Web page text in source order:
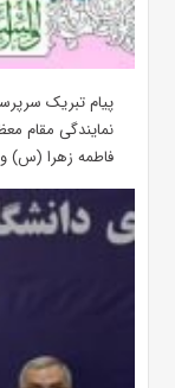
پیام تبریک
نمایندگی مقام
فاطمه زهرا (س) و